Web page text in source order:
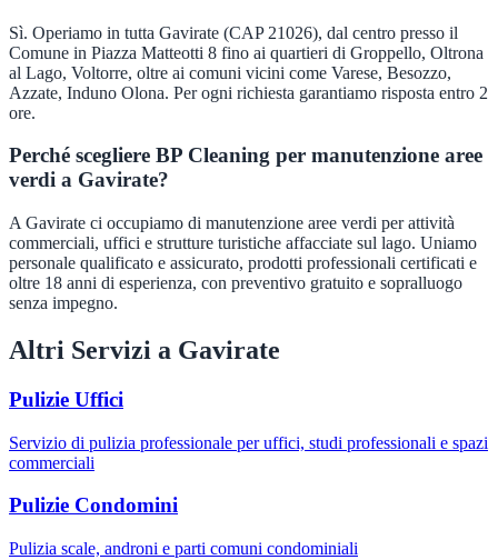
Sì. Operiamo in tutta Gavirate (CAP 21026), dal centro presso il
Comune in Piazza Matteotti 8 fino ai quartieri di Groppello, Oltrona
al Lago, Voltorre, oltre ai comuni vicini come Varese, Besozzo,
Azzate, Induno Olona. Per ogni richiesta garantiamo risposta entro 2
ore.
Perché scegliere BP Cleaning per manutenzione aree
verdi a Gavirate?
A Gavirate ci occupiamo di manutenzione aree verdi per attività
commerciali, uffici e strutture turistiche affacciate sul lago. Uniamo
personale qualificato e assicurato, prodotti professionali certificati e
oltre 18 anni di esperienza, con preventivo gratuito e sopralluogo
senza impegno.
Altri Servizi a Gavirate
Pulizie Uffici
Servizio di pulizia professionale per uffici, studi professionali e spazi
commerciali
Pulizie Condomini
Pulizia scale, androni e parti comuni condominiali